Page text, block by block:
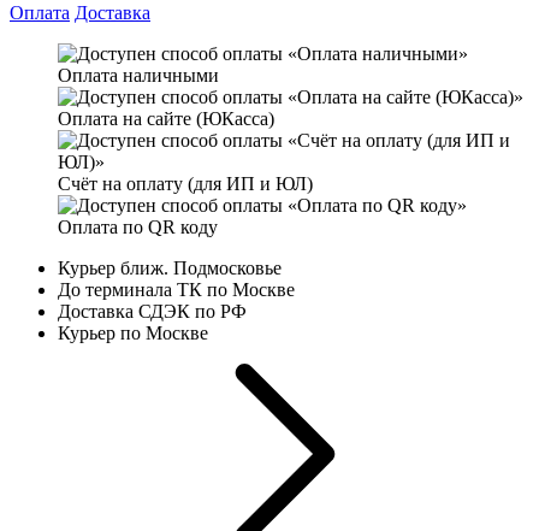
Оплата Доставка
Оплата наличными
Оплата на сайте (ЮКасса)
Счёт на оплату (для ИП и ЮЛ)
Оплата по QR коду
Курьер ближ. Подмосковье
До терминала ТК по Москве
Доставка СДЭК по РФ
Курьер по Москве